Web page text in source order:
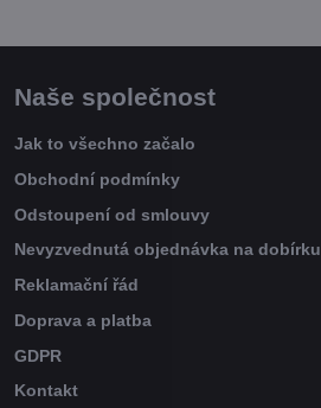
Naše společnost
Jak to všechno začalo
Obchodní podmínky
Odstoupení od smlouvy
Nevyzvednutá objednávka na dobírku
Reklamační řád
Doprava a platba
GDPR
Kontakt